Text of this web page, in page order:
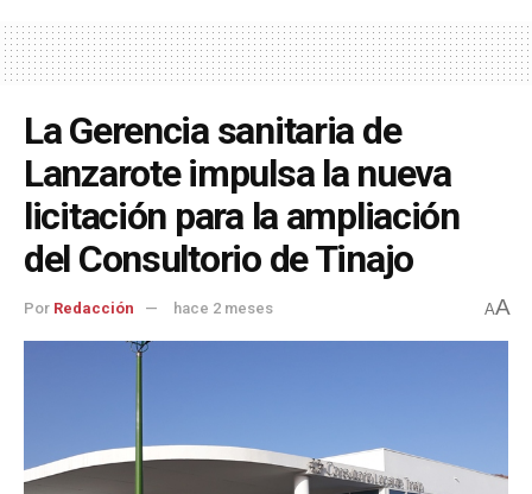
La Gerencia sanitaria de
Lanzarote impulsa la nueva
licitación para la ampliación
del Consultorio de Tinajo
Por Redacción hace 2 meses AA